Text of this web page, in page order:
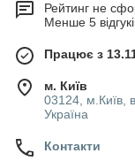
Рейтинг не
Менше 5
Працює з
м. Київ
03124, м.Київ,
Україна
Контакти